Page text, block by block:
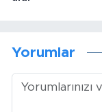
Yorumlar